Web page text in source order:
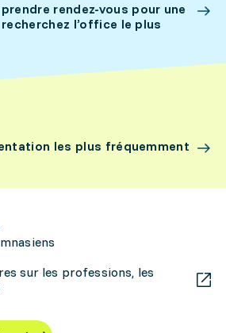
rendez-vous pour une
l’office le plus
les plus fréquemment
sur les professions, les